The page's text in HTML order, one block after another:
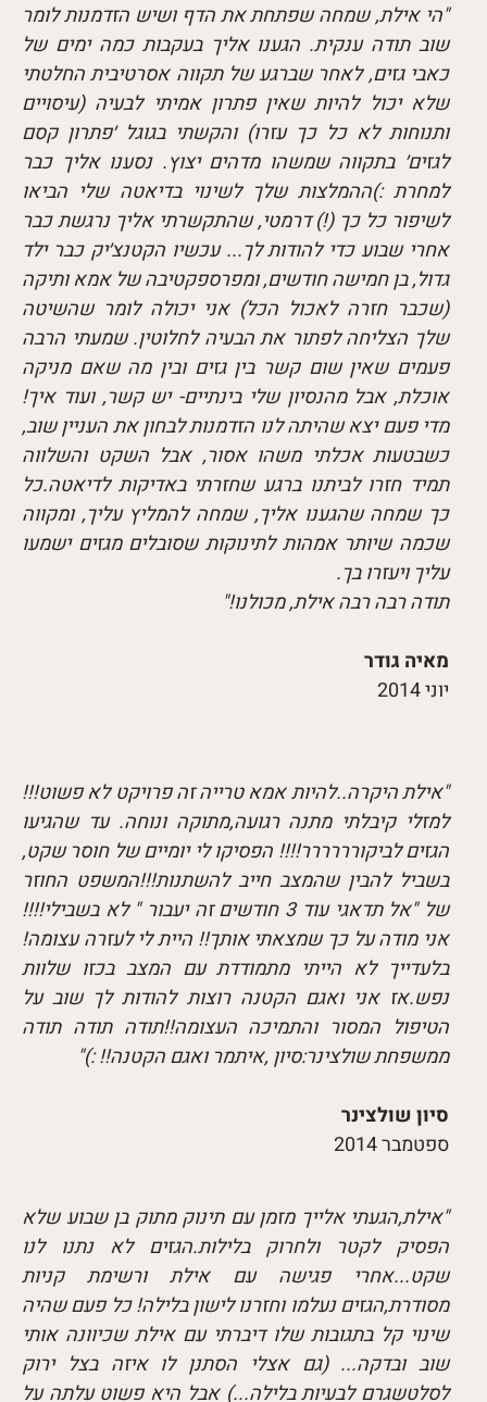
"הי אילת, שמחה שפתחת את הדף ושיש הזדמנות לומר
שוב תודה ענקית. הגענו אליך בעקבות כמה ימים של
כאבי גזים, לאחר שברגע של תקווה אסרטיבית החלטתי
שלא יכול להיות שאין פתרון אמיתי לבעיה (עיסויים
ותנוחות לא כל כך עזרו) והקשתי בגוגל ׳פתרון קסם
לגזים׳ בתקווה שמשהו מדהים יצוץ. נסענו אליך כבר
למחרת :)ההמלצות שלך לשינוי בדיאטה שלי הביאו
לשיפור כל כך (!) דרמטי, שהתקשרתי אליך נרגשת כבר
אחרי שבוע כדי להודות לך... עכשיו הקטנצ׳יק כבר ילד
גדול, בן חמישה חודשים, ומפרספקטיבה של אמא ותיקה
(שכבר חזרה לאכול הכל) אני יכולה לומר שהשיטה
שלך הצליחה לפתור את הבעיה לחלוטין. שמעתי הרבה
פעמים שאין שום קשר בין גזים ובין מה שאם מניקה
אוכלת, אבל מהנסיון שלי בינתיים- יש קשר, ועוד איך!
מדי פעם יצא שהיתה לנו הזדמנות לבחון את העניין שוב,
כשבטעות אכלתי משהו אסור, אבל השקט והשלווה
תמיד חזרו לביתנו ברגע שחזרתי באדיקות לדיאטה.כל
כך שמחה שהגענו אליך, שמחה להמליץ עליך, ומקווה
שכמה שיותר אמהות לתינוקות שסובלים מגזים ישמעו
עליך ויעזרו בך.
תודה רבה רבה אילת, מכולנו!"
מאיה גודר
יוני 2014
"אילת היקרה..להיות אמא טרייה זה פרויקט לא פשוט!!!
למזלי קיבלתי מתנה רגועה,מתוקה ונוחה. עד שהגיעו
הגזים לביקורררררר!!!! הפסיקו לי יומיים של חוסר שקט,
בשביל להבין שהמצב חייב להשתנות!!!המשפט החוזר
של "אל תדאגי עוד 3 חודשים זה יעבור " לא בשבילי!!!!
אני מודה על כך שמצאתי אותך!! היית לי לעזרה עצומה!
בלעדייך לא הייתי מתמודדת עם המצב בכזו שלוות
נפש.אז אני ואגם הקטנה רוצות להודות לך שוב על
הטיפול המסור והתמיכה העצומה!!תודה תודה תודה
ממשפחת שולצינר:סיון ,איתמר ואגם הקטנה!! :)"
סיון שולצינר
ספטמבר 2014
"אילת,הגעתי אלייך מזמן עם תינוק מתוק בן שבוע שלא
הפסיק לקטר ולחרוק בלילות.הגזים לא נתנו לנו
שקט...אחרי פגישה עם אילת ורשימת קניות
מסודרת,הגזים נעלמו וחזרנו לישון בלילה! כל פעם שהיה
שינוי קל בתגובות שלו דיברתי עם אילת שכיוונה אותי
שוב ובדקה... (גם אצלי הסתנן לו איזה בצל ירוק
לסלטשגרם לבעיות בלילה...) אבל היא פשוט עלתה על